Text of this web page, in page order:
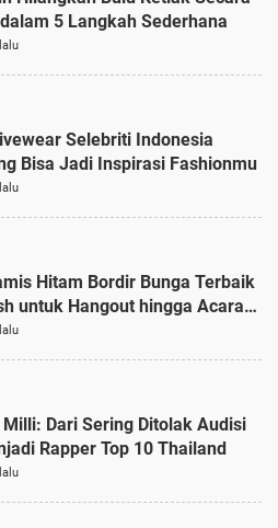
5 Langkah Sederhana
Selebriti Indonesia
Bisa Jadi Inspirasi Fashionmu
Hitam Bordir Bunga Terbaik
untuk Hangout hingga Acara
Milli: Dari Sering Ditolak Audisi
Rapper Top 10 Thailand